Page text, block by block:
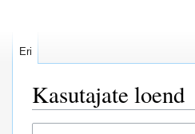
Kasutajate loend
Eri